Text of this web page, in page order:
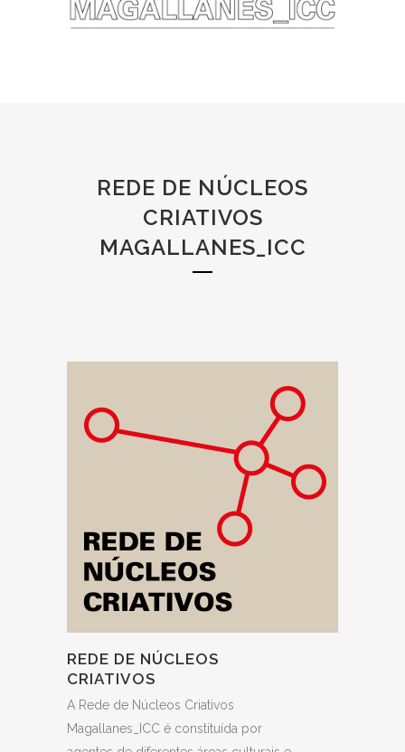
REDE DE NÚCLEOS
CRIATIVOS
MAGALLANES_ICC
REDE DE NÚCLEOS
CRIATIVOS
A Rede de Núcleos Criativos
Magallanes_ICC é constituída por